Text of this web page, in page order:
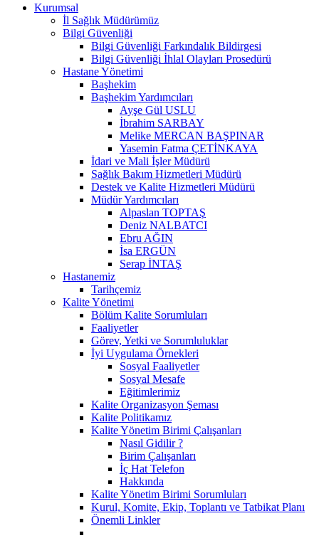
Kurumsal
İl Sağlık Müdürümüz
Bilgi Güvenliği
Bilgi Güvenliği Farkındalık Bildirgesi
Bilgi Güvenliği İhlal Olayları Prosedürü
Hastane Yönetimi
Başhekim
Başhekim Yardımcıları
Ayşe Gül USLU
İbrahim SARBAY
Melike MERCAN BAŞPINAR
Yasemin Fatma ÇETİNKAYA
İdari ve Mali İşler Müdürü
Sağlık Bakım Hizmetleri Müdürü
Destek ve Kalite Hizmetleri Müdürü
Müdür Yardımcıları
Alpaslan TOPTAŞ
Deniz NALBATCI
Ebru AĞIN
İsa ERGÜN
Serap İNTAŞ
Hastanemiz
Tarihçemiz
Kalite Yönetimi
Bölüm Kalite Sorumluları
Faaliyetler
Görev, Yetki ve Sorumluluklar
İyi Uygulama Örnekleri
Sosyal Faaliyetler
Sosyal Mesafe
Eğitimlerimiz
Kalite Organizasyon Şeması
Kalite Politikamız
Kalite Yönetim Birimi Çalışanları
Nasıl Gidilir ?
Birim Çalışanları
İç Hat Telefon
Hakkında
Kalite Yönetim Birimi Sorumluları
Kurul, Komite, Ekip, Toplantı ve Tatbikat Planı
Önemli Linkler